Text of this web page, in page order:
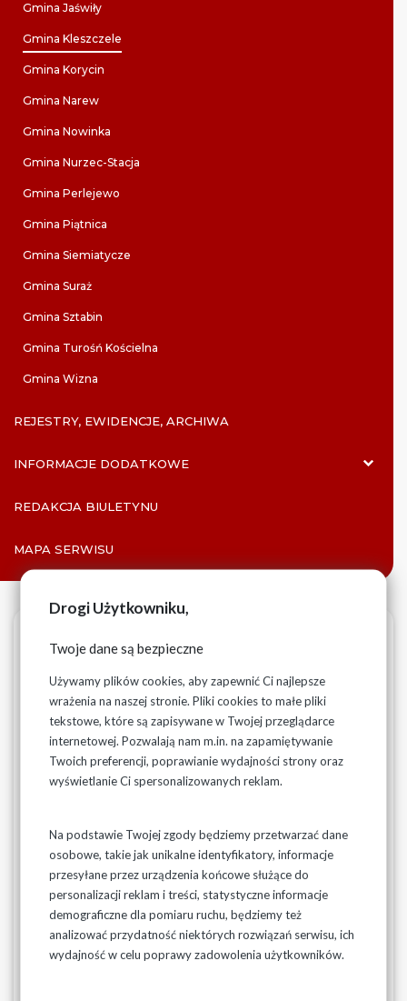
Drogi Użytkowniku,
Twoje dane są bezpieczne
Używamy plików cookies, aby zapewnić Ci najlepsze
wrażenia na naszej stronie. Pliki cookies to małe pliki
tekstowe, które są zapisywane w Twojej przeglądarce
internetowej. Pozwalają nam m.in. na zapamiętywanie
Twoich preferencji, poprawianie wydajności strony oraz
wyświetlanie Ci spersonalizowanych reklam.
Na podstawie Twojej zgody będziemy przetwarzać dane
osobowe, takie jak unikalne identyfikatory, informacje
przesyłane przez urządzenia końcowe służące do
personalizacji reklam i treści, statystyczne informacje
demograficzne dla pomiaru ruchu, będziemy też
analizować przydatność niektórych rozwiązań serwisu, ich
wydajność w celu poprawy zadowolenia użytkowników.
Gmina Jaświły
Gmina Kleszczele
Gmina Korycin
Gmina Narew
Gmina Nowinka
Gmina Nurzec-Stacja
Gmina Perlejewo
Gmina Piątnica
Gmina Siemiatycze
Gmina Suraż
Gmina Sztabin
Gmina Turośń Kościelna
Gmina Wizna
REJESTRY, EWIDENCJE, ARCHIWA
INFORMACJE DODATKOWE
REDAKCJA BIULETYNU
MAPA SERWISU
15-04-2022
Gmina Kleszczele
Taryfa za zbiorowe zaopatrzenie w wodę i zbiorowe
odprowadzanie ścieków na terenie gminy Kleszczele
została zatwierdzona przez:
Regionalnego Zarządu Gospodarki Wodnej w Lublinie
decyzją znak L.RZT.70.16.2026 z dnia 16 czerwca 2026 r.
Powyższa decyzja została ogłoszona na stronie Biuletynu
Informacji Publicznej Państwowego Gospodarstwa
Wodnego Wody Polskie w dn. 23.06.2026 r. W związku z